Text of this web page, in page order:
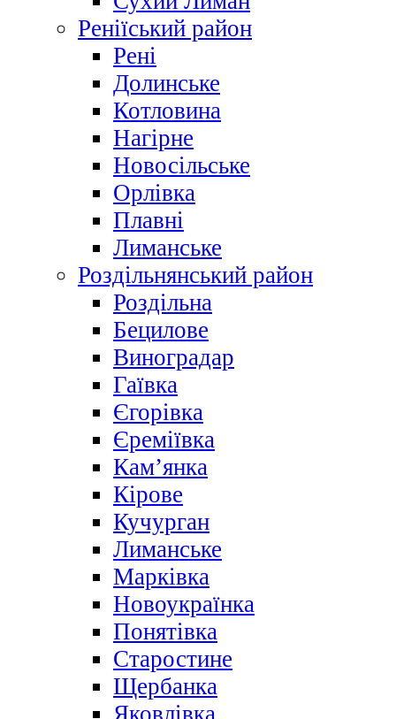
Реніїський район
Рені
Долинське
Котловина
Нагірне
Новосільське
Орлівка
Плавні
Лиманське
Роздільнянський район
Роздільна
Бецилове
Виноградар
Гаївка
Єгорівка
Єреміївка
Кам’янка
Кірове
Кучурган
Лиманське
Марківка
Новоукраїнка
Понятівка
Старостине
Щербанка